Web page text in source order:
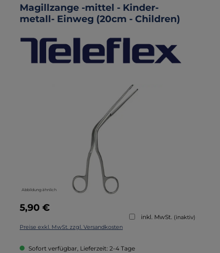
Magillzange -mittel - Kinder-
metall- Einweg (20cm - Children)
Abbildung ähnlich
Regulärer Preis:
5,90 €
inkl. MwSt. (inaktiv)
Preise exkl. MwSt. zzgl. Versandkosten
Sofort verfügbar, Lieferzeit: 2-4 Tage